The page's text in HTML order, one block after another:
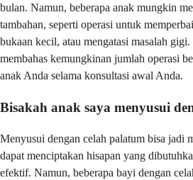
bulan. Namun, beberapa anak mungkin
tambahan, seperti operasi untuk
bukaan kecil, atau mengatasi masalah
membahas kemungkinan jumlah operasi
anak Anda selama konsultasi awal Anda.
Bisakah anak saya menyusui
Menyusui dengan celah palatum bisa jadi
dapat menciptakan hisapan yang
efektif. Namun, beberapa bayi dengan